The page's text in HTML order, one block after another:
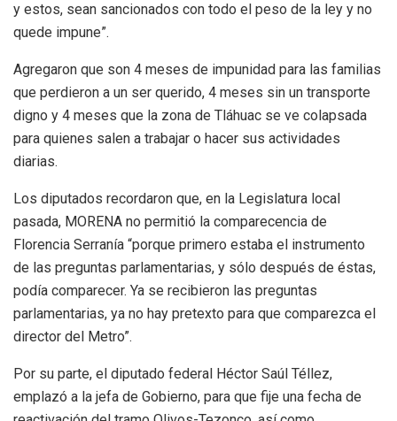
y estos, sean sancionados con todo el peso de la ley y no
quede impune”.
Agregaron que son 4 meses de impunidad para las familias
que perdieron a un ser querido, 4 meses sin un transporte
digno y 4 meses que la zona de Tláhuac se ve colapsada
para quienes salen a trabajar o hacer sus actividades
diarias.
Los diputados recordaron que, en la Legislatura local
pasada, MORENA no permitió la comparecencia de
Florencia Serranía “porque primero estaba el instrumento
de las preguntas parlamentarias, y sólo después de éstas,
podía comparecer. Ya se recibieron las preguntas
parlamentarias, ya no hay pretexto para que comparezca el
director del Metro”.
Por su parte, el diputado federal Héctor Saúl Téllez,
emplazó a la jefa de Gobierno, para que fije una fecha de